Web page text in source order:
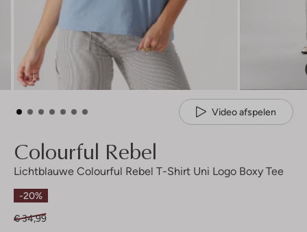
Video afspelen
Colourful Rebel
Lichtblauwe Colourful Rebel T-Shirt Uni Logo Boxy Tee
-20%
€ 34,99